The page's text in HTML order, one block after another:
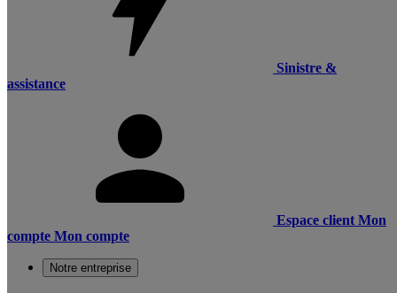
Sinistre &
assistance
Espace client Mon
compte Mon compte
Notre entreprise